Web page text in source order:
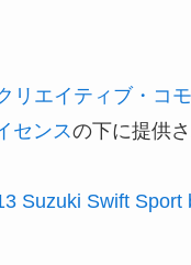
リエイティブ・コ
センスの下に提供
Suzuki Swift Sport